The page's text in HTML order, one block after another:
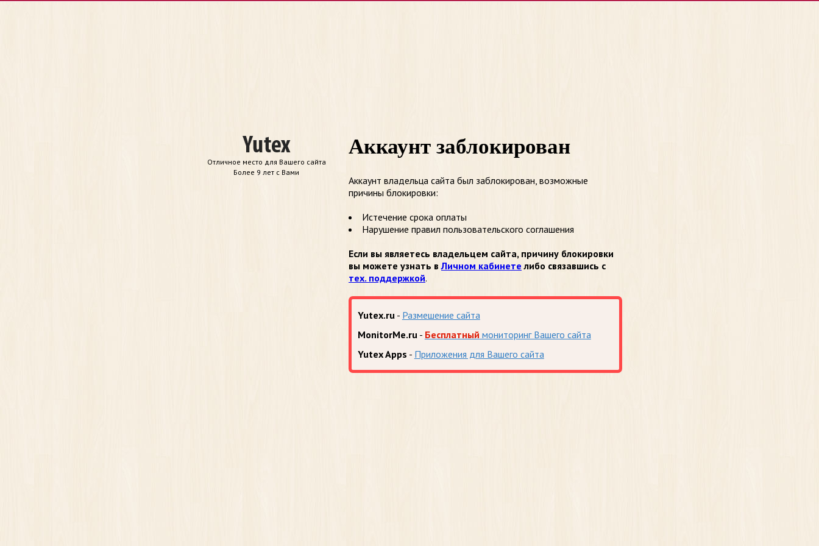
Отличное место для Вашего сайта
Более 9 лет с Вами
Аккаунт заблокирован
Аккаунт владельца сайта был заблокирован, возможные
причины блокировки:
Истечение срока оплаты
Нарушение правил пользовательского соглашения
Если вы являетесь владельцем сайта, причину блокировки
вы можете узнать вЛичном кабинете либо связавшись с
тех. поддержкой.
Yutex.ru - Размешение сайта
MonitorMe.ru - Бесплатный мониторинг Вашего сайта
Yutex Apps - Приложения для Вашего сайта